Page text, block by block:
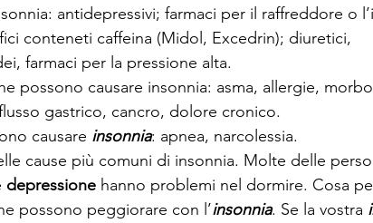
antidepressivi; farmaci per il raffreddore o
conteneti caffeina (Midol, Excedrin); diuretici,
farmaci per la pressione alta.
possono causare insonnia: asma, allergie,
gastrico, cancro, dolore cronico.
causare insonnia: apnea, narcolessia.
cause più comuni di insonnia. Molte delle
depressione hanno problemi nel dormire. Cosa
possono peggiorare con l’insonnia. Se la vostra